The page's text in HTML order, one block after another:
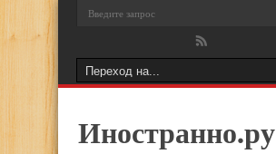
Иностранно.ру